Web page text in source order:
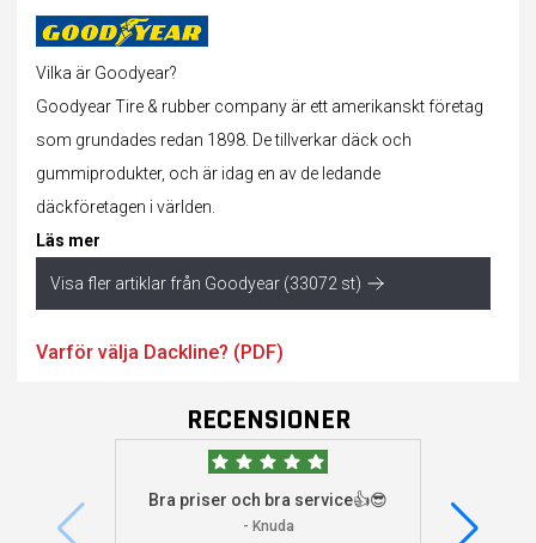
Vilka är Goodyear?
Goodyear Tire & rubber company är ett amerikanskt företag
som grundades redan 1898. De tillverkar däck och
gummiprodukter, och är idag en av de ledande
däckföretagen i världen.
Läs mer
Visa fler artiklar från Goodyear (33072 st)
Varför välja Dackline? (PDF)
RECENSIONER
Bra priser och bra service👍😎
- Knuda